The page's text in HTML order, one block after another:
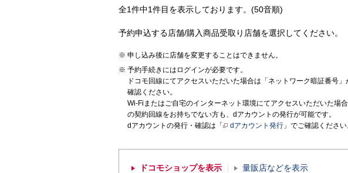
全1件中1件目を表示しております。(50音順)
予約申込する店舗/購入商品受取り店舗を選択してください。
申し込み後に店舗を変更することはできません。
予約手続きにはログインが必要です。
ドコモ回線にてアクセスいただいた場合は「ネットワーク暗証番号
確認ください。
Wi-Fiまたはご自宅のインターネット環境にてアクセスいただいた場
の契約回線をお持ちでない方も、dアカウントの発行が可能です。
dアカウントの発行・確認は「
dアカウント発行 」でご確認ください
ドコモショップを表示 量販店などを表示